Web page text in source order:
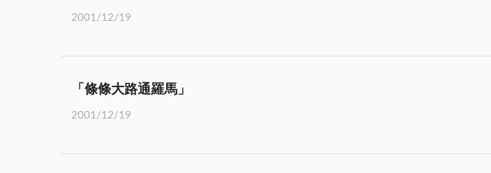
2001/12/19
「條條大路通羅馬」
2001/12/19